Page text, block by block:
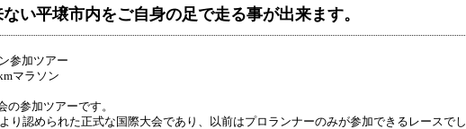
い平壌市内をご自身の足で走る事が出来ます。
参加ツアー
マラソン
参加ツアーです。
り認められた正式な国際大会であり、以前はプロランナーのみが参加できるレースでし